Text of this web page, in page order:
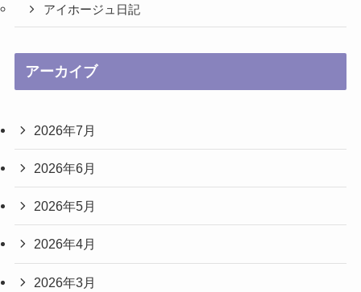
アイホージュ日記
アーカイブ
2026年7月
2026年6月
2026年5月
2026年4月
2026年3月